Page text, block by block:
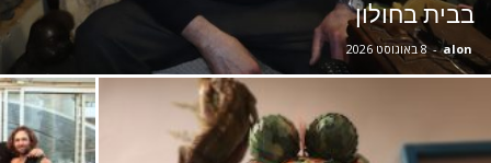
בבית בחולון
alon
- 8 באוגוסט 2026